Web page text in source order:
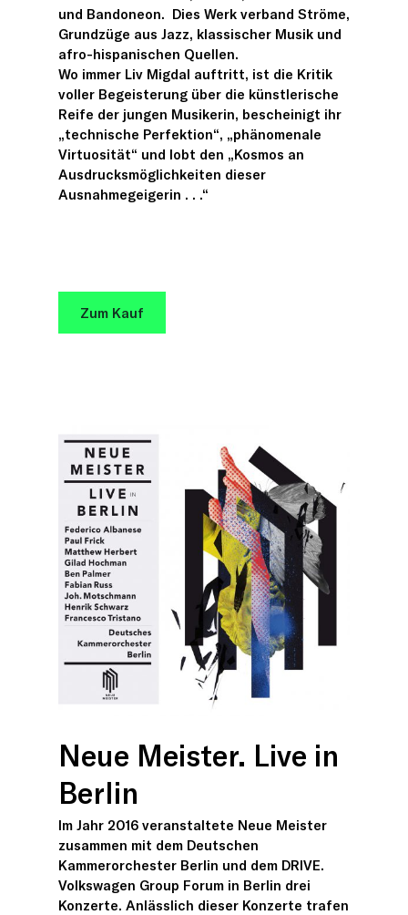
und Bandoneon. Dies Werk verband Ströme,
Grundzüge aus Jazz, klassischer Musik und
afro-hispanischen Quellen.
Wo immer Liv Migdal auftritt, ist die Kritik
voller Begeisterung über die künstlerische
Reife der jungen Musikerin, bescheinigt ihr
„technische Perfektion“, „phänomenale
Virtuosität“ und lobt den „Kosmos an
Ausdrucksmöglichkeiten dieser
Ausnahmegeigerin . . .“
Zum Kauf
Neue Meister. Live in
Berlin
Im Jahr 2016 veranstaltete Neue Meister
zusammen mit dem Deutschen
Kammerorchester Berlin und dem DRIVE.
Volkswagen Group Forum in Berlin drei
Konzerte. Anlässlich dieser Konzerte trafen